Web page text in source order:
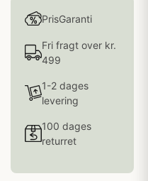
PrisGaranti
Fri fragt over kr.
499
1-2 dages
levering
100 dages
returret